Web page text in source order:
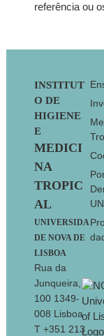
referência ou
Footer
INSTITUT
O DE
HIGIENE
E
MEDICI
NA
TROPIC
AL
UNIVERSIDA
DE NOVA DE
LISBOA
Rua da
Junqueira,
100 1349-
008 Lisboa
T +351 213